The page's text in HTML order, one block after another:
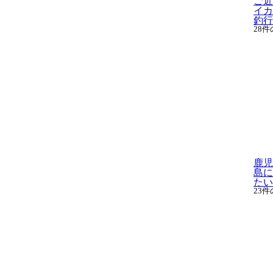
イ
釣
28件
鹿
島
た
23件